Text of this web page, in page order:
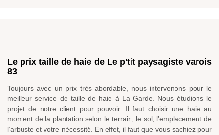
Le prix taille de haie de Le p'tit paysagiste varois
83
Toujours avec un prix très abordable, nous intervenons pour le
meilleur service de taille de haie à La Garde. Nous étudions le
projet de notre client pour pouvoir. Il faut choisir une haie au
moment de la plantation selon le terrain, le sol, l’emplacement de
l’arbuste et votre nécessité. En effet, il faut que vous sachiez pour